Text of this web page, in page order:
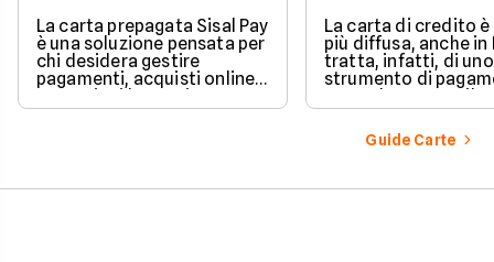
La carta prepagata Sisal Pay
è una soluzione pensata per
chi desidera gestire
pagamenti, acquisti online e
operazioni bancarie
quotidiane senza aprire un
La carta di credito è
più diffusa, anche in
tratta, infatti, di uno
strumento di
comodo e versatile.
Vediamo quindi di
tratta quando si
carte di credito.
Guide Carte